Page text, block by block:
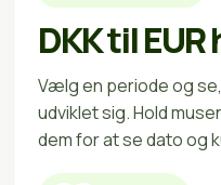
DKK til
Vælg en periode og
udviklet sig. Hold
dem for at se dato og